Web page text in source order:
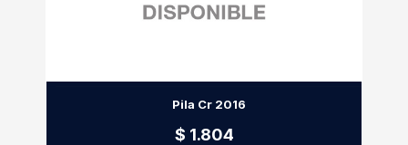
Pila Cr 2016
$ 1.804